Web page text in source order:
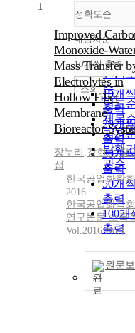
정확도순
정확
순
인기
순
연도
제목
저자
발행
관순
내림차순
내림
10개씩 출력
10개
출력
20개
출력
30개
출력
50개
출력
100개
출력
조회
1
Improved
Monoxide-
Mass Transfer
Electrolytes in
Hollow Fiber
Membrane
Bioreactor
장누리 ,강현수,장
섭
한국공업화학회
2016
한국공업화학회
연구논문 초록
Vol.2016 No.1
원문보
기